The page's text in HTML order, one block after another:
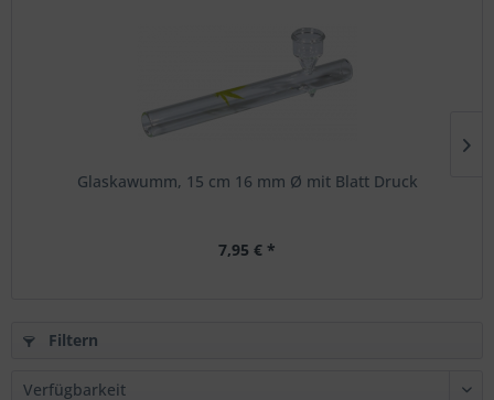
Glaskawumm, 15 cm 16 mm Ø mit Blatt Druck
7,95 € *
Filtern